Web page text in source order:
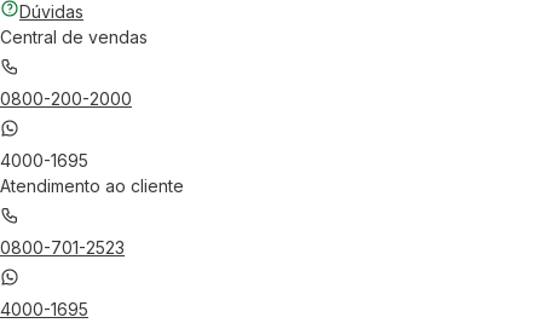
Dúvidas
Central de vendas
0800-200-2000
4000-1695
Atendimento ao cliente
0800-701-2523
4000-1695